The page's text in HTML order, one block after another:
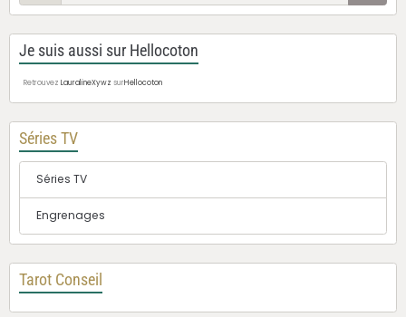
Je suis aussi sur Hellocoton
Retrouvez LauralineXywz surHellocoton
Séries TV
Séries TV
Engrenages
Tarot Conseil